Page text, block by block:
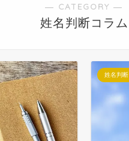
― CATEGORY ―
姓名判断コラム
姓名判